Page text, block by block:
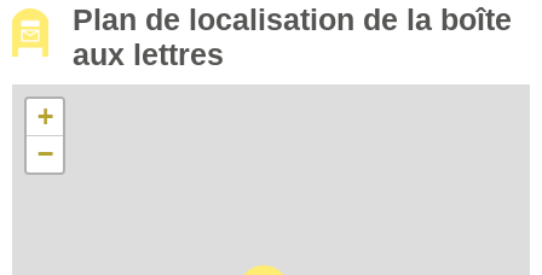
Plan de localisation de la boîte
aux lettres
+
−